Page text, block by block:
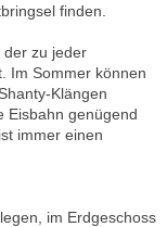
finden.
der zu jeder
Im Sommer können
Klängen
Eisbahn genügend
immer einen
im Erdgeschoss